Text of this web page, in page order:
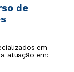
de
em
atuação em: